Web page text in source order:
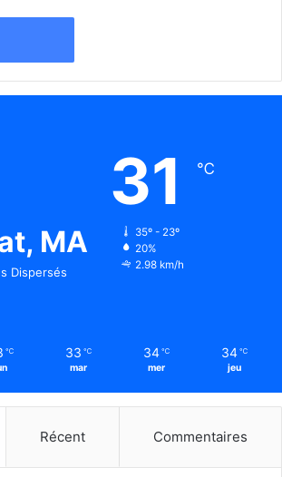
MA
Dispersés
31 ℃
35º - 23º
20%
2.98 km/h
℃ 33 ℃
mar
34 ℃
mer
34 ℃
jeu
Récent Commentaires